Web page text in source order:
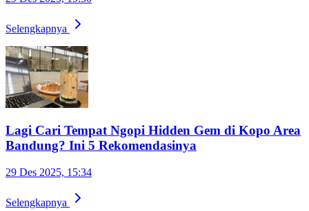
Selengkapnya
Lagi Cari Tempat Ngopi Hidden Gem di Kopo Area
Bandung? Ini 5 Rekomendasinya
29 Des 2025, 15:34
Selengkapnya